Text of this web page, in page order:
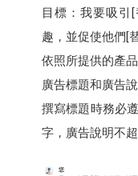
目標：我要吸引
趣，並促使他們[
依照所提供的產
廣告標題和廣告說
撰寫標題時務必
字，廣告說明不